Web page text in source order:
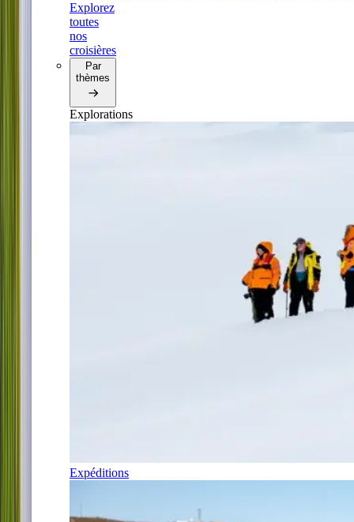
Explorez
toutes
nos
croisières
Par
thèmes
Explorations
Expéditions